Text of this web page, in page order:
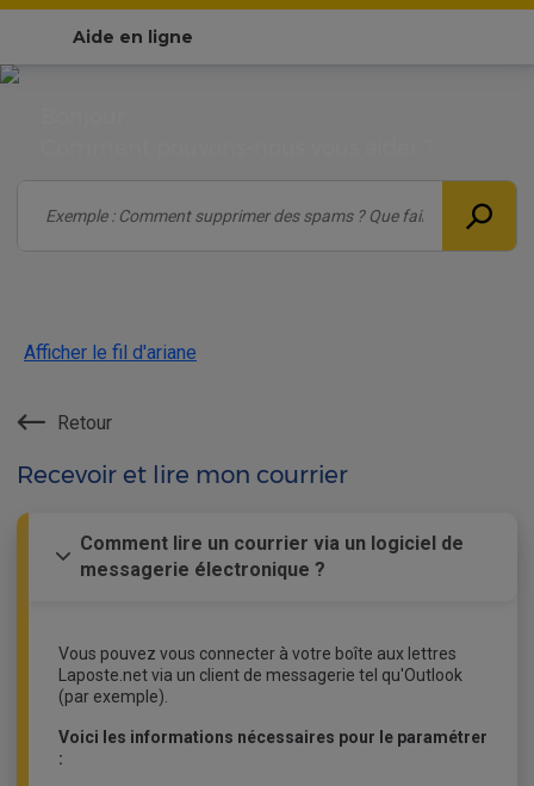
Aide en ligne
Afficher le fil d'ariane
Retour
Recevoir et lire mon courrier
Comment lire un courrier via un logiciel de
messagerie électronique ?
Vous pouvez vous connecter à votre boîte aux lettres
Laposte.net via un client de messagerie tel qu'Outlook
(par exemple).
Voici les informations nécessaires pour le paramétrer
: